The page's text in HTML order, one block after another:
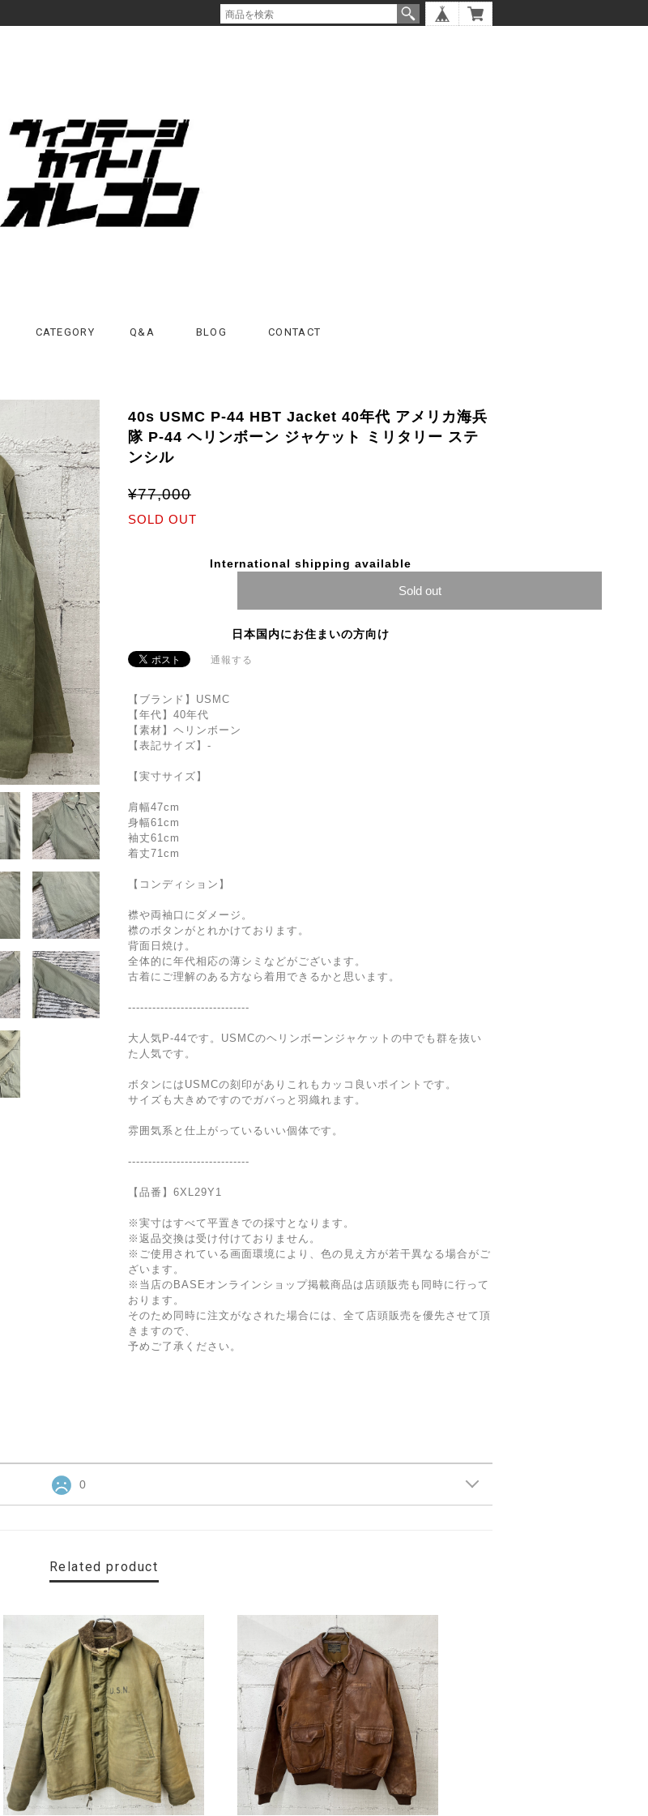
CATEGORY Q&A BLOG CONTACT
40s USMC P-44 HBT Jacket 40年代 アメリカ海兵
隊 P-44 ヘリンボーン ジャケット ミリタリー ステ
ンシル
¥77,000
SOLD OUT
International shipping available
Sold out
日本国内にお住まいの方向け
通報する
【ブランド】USMC
【年代】40年代
【素材】ヘリンボーン
【表記サイズ】-
【実寸サイズ】
肩幅47cm
身幅61cm
袖丈61cm
着丈71cm
【コンディション】
襟や両袖口にダメージ。
襟のボタンがとれかけております。
背面日焼け。
全体的に年代相応の薄シミなどがございます。
古着にご理解のある方なら着用できるかと思います。
------------------------------
大人気P-44です。USMCのヘリンボーンジャケットの中でも群を抜い
た人気です。
ボタンにはUSMCの刻印がありこれもカッコ良いポイントです。
サイズも大きめですのでガバっと羽織れます。
雰囲気系と仕上がっているいい個体です。
------------------------------
【品番】6XL29Y1
※実寸はすべて平置きでの採寸となります。
※返品交換は受け付けておりません。
※ご使用されている画面環境により、色の見え方が若干異なる場合がご
ざいます。
※当店のBASEオンラインショップ掲載商品は店頭販売も同時に行って
おります。
そのため同時に注文がなされた場合には、全て店頭販売を優先させて頂
きますので、
予めご了承ください。
0
Related product